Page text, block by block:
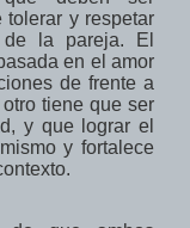
tolerar y respetar
de la pareja.
El
en el amor
de frente a
tiene que ser
, y que lograr el
y fortalece